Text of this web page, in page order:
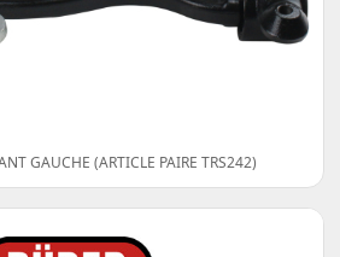
GAUCHE (ARTICLE PAIRE TRS242)